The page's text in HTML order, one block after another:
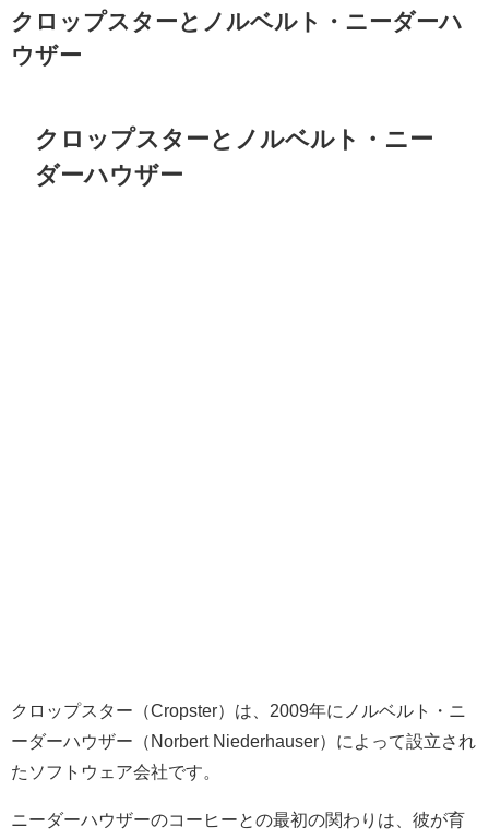
クロップスターとノルベルト・ニーダーハ
ウザー
クロップスターとノルベルト・ニー
ダーハウザー
クロップスター（Cropster）は、2009年にノルベルト・ニ
ーダーハウザー（Norbert Niederhauser）によって設立され
たソフトウェア会社です。
ニーダーハウザーのコーヒーとの最初の関わりは、彼が育